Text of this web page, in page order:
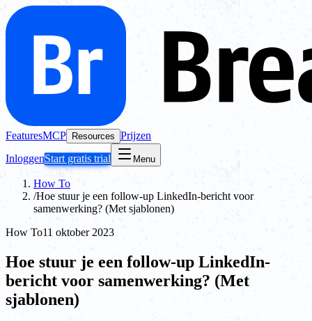
FeaturesMCP Resources Prijzen
InloggenStart gratis trial Menu
How To
/Hoe stuur je een follow-up LinkedIn-bericht voor
samenwerking? (Met sjablonen)
How To11 oktober 2023
Hoe stuur je een follow-up LinkedIn-
bericht voor samenwerking? (Met
sjablonen)